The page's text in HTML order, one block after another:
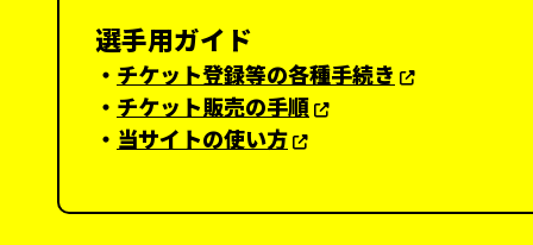
選手用ガイド
・ チケット登録等の各種手続き
・ チケット販売の手順
・ 当サイトの使い方